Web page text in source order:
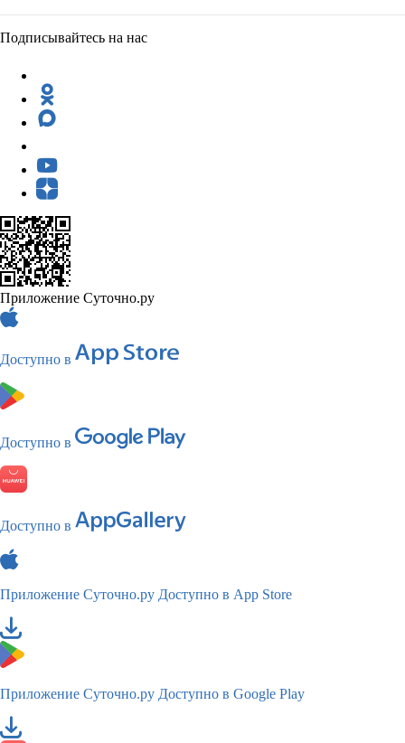
Подписывайтесь на нас
Приложение Суточно.ру
Доступно в
Доступно в
Доступно в
Приложение Суточно.ру Доступно в App Store
Приложение Суточно.ру Доступно в Google Play